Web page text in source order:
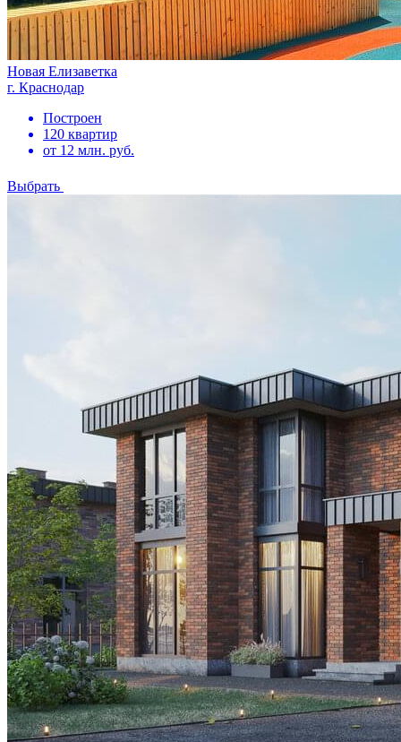
Новая Елизаветка
г. Краснодар
Построен
120 квартир
от 12 млн. руб.
Выбрать